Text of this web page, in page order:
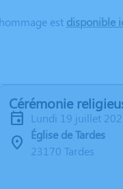
est disponible
Cérémonie
lundi 19 juillet
Église de Tardes
23170 Tardes